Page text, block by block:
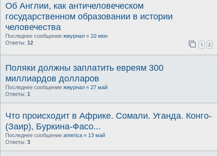
Об Англии, как античеловеческом
государственном образовании в истории
человечества
Последнее сообщение жжурнал « 10 июн
Ответы: 12 1 2
Поляки должны заплатить евреям 300
миллиардов долларов
Последнее сообщение жжурнал « 27 май
Ответы: 1
Что происходит в Африке. Сомали. Уганда. Конго-
(Заир), Буркина-Фасо...
Последнее сообщение america « 13 май
Ответы: 3